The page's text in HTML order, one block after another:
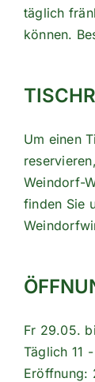
täglich
können.
Um einen
Weindorf-
finden Sie
Fr 29.05.
Täglich 11
Eröffnung: